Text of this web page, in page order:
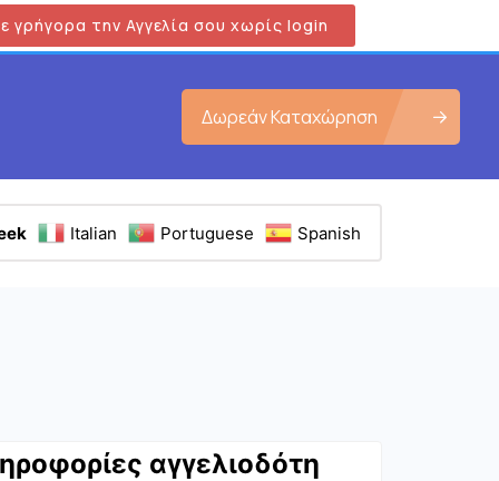
γρήγορα την Αγγελία σου χωρίς login
Δωρεάν Καταχώρηση
Italian Portuguese Spanish
αγγελιοδότη